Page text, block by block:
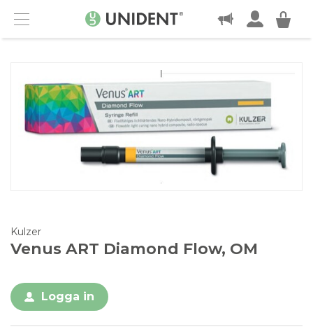
Menu
KONTAKT
Kulzer
Venus ART Diamond Flow, OM
Logga in